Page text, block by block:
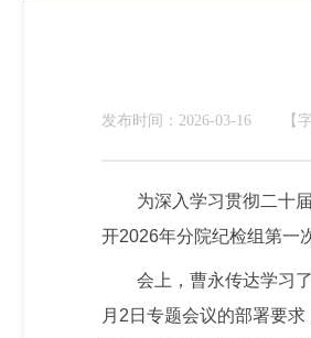
发布时间： 2026-03-16 【
为深入学习贯彻二十
开2026年分院纪检组第一
会上，曹永传达学习
月2日专题会议的部署要